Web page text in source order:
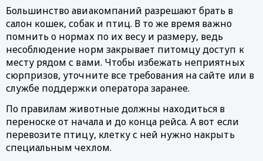
Большинство авиакомпаний разрешают брать в
салон кошек, собак и птиц. В то же время важно
помнить о нормах по их весу и размеру, ведь
несоблюдение норм закрывает питомцу доступ к
месту рядом с вами. Чтобы избежать неприятных
сюрпризов, уточните все требования на сайте или в
службе поддержки оператора заранее.
По правилам животные должны находиться в
переноске от начала и до конца рейса. А вот если
перевозите птицу, клетку с ней нужно накрыть
специальным чехлом.